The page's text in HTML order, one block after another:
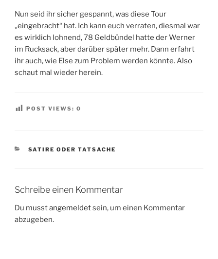
Nun seid ihr sicher gespannt, was diese Tour
„eingebracht“ hat. Ich kann euch verraten, diesmal war
es wirklich lohnend, 78 Geldbündel hatte der Werner
im Rucksack, aber darüber später mehr. Dann erfahrt
ihr auch, wie Else zum Problem werden könnte. Also
schaut mal wieder herein.
POST VIEWS: 0
KATEGORIEN
SATIRE ODER TATSACHE
Schreibe einen Kommentar
Du musstangemeldetsein, um einen Kommentar
abzugeben.